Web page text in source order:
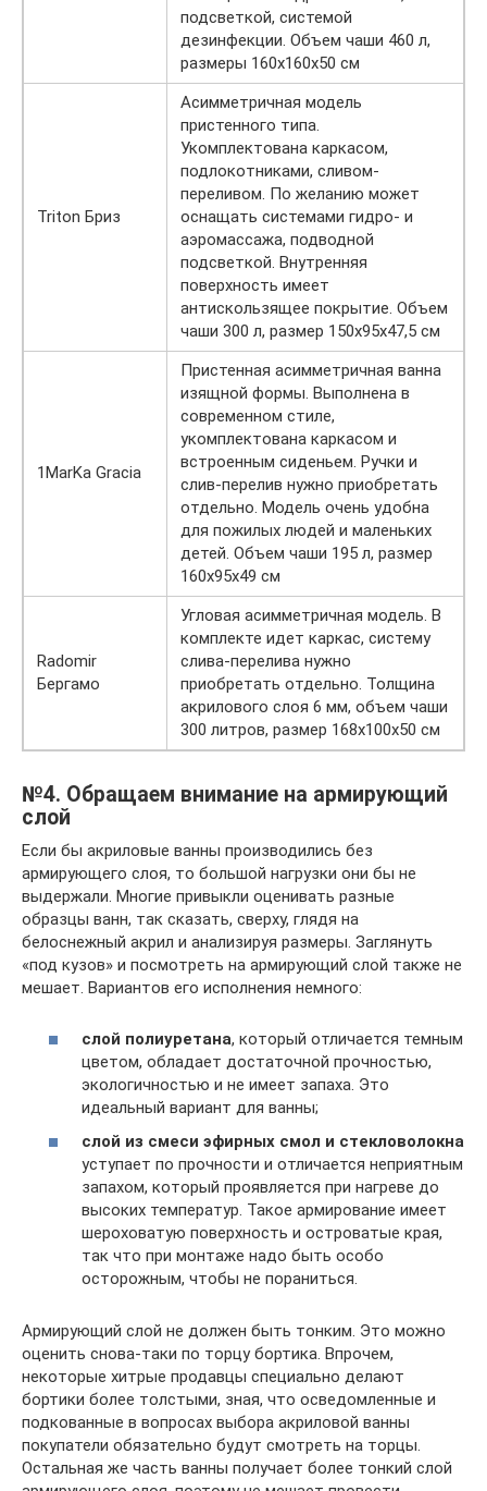
подсветкой, системой
дезинфекции. Объем чаши 460 л,
размеры 160х160х50 см
Triton Бриз
Асимметричная модель
пристенного типа.
Укомплектована каркасом,
подлокотниками, сливом-
переливом. По желанию может
оснащать системами гидро- и
аэромассажа, подводной
подсветкой. Внутренняя
поверхность имеет
антискользящее покрытие. Объем
чаши 300 л, размер 150х95х47,5 см
1MarKa Gracia
Пристенная асимметричная ванна
изящной формы. Выполнена в
современном стиле,
укомплектована каркасом и
встроенным сиденьем. Ручки и
слив-перелив нужно приобретать
отдельно. Модель очень удобна
для пожилых людей и маленьких
детей. Объем чаши 195 л, размер
160х95х49 см
Radomir
Бергамо
Угловая асимметричная модель. В
комплекте идет каркас, систему
слива-перелива нужно
приобретать отдельно. Толщина
акрилового слоя 6 мм, объем чаши
300 литров, размер 168х100х50 см
№4. Обращаем внимание на армирующий
слой
Если бы акриловые ванны производились без
армирующего слоя, то большой нагрузки они бы не
выдержали. Многие привыкли оценивать разные
образцы ванн, так сказать, сверху, глядя на
белоснежный акрил и анализируя размеры. Заглянуть
«под кузов» и посмотреть на армирующий слой также не
мешает. Вариантов его исполнения немного:
слой полиуретана, который отличается темным
цветом, обладает достаточной прочностью,
экологичностью и не имеет запаха. Это
идеальный вариант для ванны;
слой из смеси эфирных смол и стекловолокна
уступает по прочности и отличается неприятным
запахом, который проявляется при нагреве до
высоких температур. Такое армирование имеет
шероховатую поверхность и островатые края,
так что при монтаже надо быть особо
осторожным, чтобы не пораниться.
Армирующий слой не должен быть тонким. Это можно
оценить снова-таки по торцу бортика. Впрочем,
некоторые хитрые продавцы специально делают
бортики более толстыми, зная, что осведомленные и
подкованные в вопросах выбора акриловой ванны
покупатели обязательно будут смотреть на торцы.
Остальная же часть ванны получает более тонкий слой